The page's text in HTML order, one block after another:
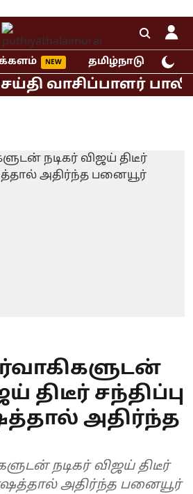
தமிழ்நாடு
பாலியல்
திடீர் சந்திப்பு
அதிர்ந்த
நடிகர் விஜய் திடீர்
- கரகோஷத்தால் அதிர்ந்த பனையூர்